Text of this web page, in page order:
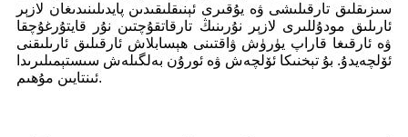
سىزىقلىق تارقىلىشى ۋە يۇقىرى ئېنىقلىقىدىن پايدىلىنىدىغان لازېر
ئارىلىق مودۇللىرى لازېر نۇرىنىڭ تارقاتقۇچتىن نۇر قايتۇرغۇچقا
ۋە ئارقىغا قاراپ يۈرۈش ۋاقتىنى ھېسابلاش ئارقىلىق ئارىلىقنى
ئۆلچەيدۇ. بۇ تېخنىكا ئۆلچەش ۋە ئورۇن بەلگىلەش سىستېمىلىرىدا
ئىنتايىن مۇھىم.